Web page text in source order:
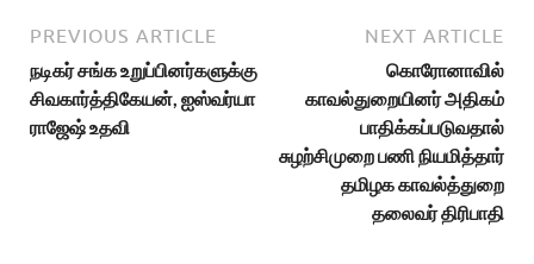
PREVIOUS ARTICLE
நடிகர் சங்க உறுப்பினர்களுக்கு
சிவகார்த்திகேயன், ஐஸ்வர்யா
ராஜேஷ் உதவி
NEXT ARTICLE
கொரோனாவில்
காவல்துறையினர் அதிகம்
பாதிக்கப்படுவதால்
சுழற்சிமுறை பணி நியமித்தார்
தமிழக காவல்த்துறை
தலைவர் திரிபாதி